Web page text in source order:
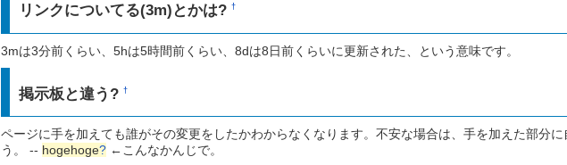
リンクについてる(3m)とかは?†
3mは3分前くらい、5hは5時間前くらい、8dは8日前くらいに更新された、という意味です。
掲示板と違う?†
ページに手を加えても誰がその変更をしたかわからなくなります。不安な場合は、手を加えた部分
う。 -- hogehoge? ←こんなかんじで。